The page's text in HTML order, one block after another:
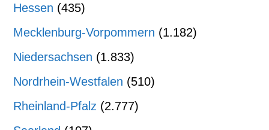
Hessen (435)
Mecklenburg-Vorpommern (1.182)
Niedersachsen (1.833)
Nordrhein-Westfalen (510)
Rheinland-Pfalz (2.777)